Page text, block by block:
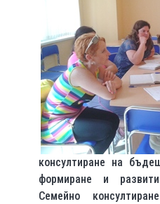
консултиране на
формиране и
Семейно